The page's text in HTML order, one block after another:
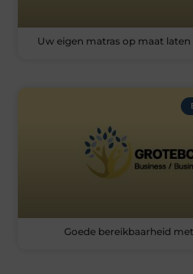
Uw eigen matras op maat
Goede bereikbaarheid